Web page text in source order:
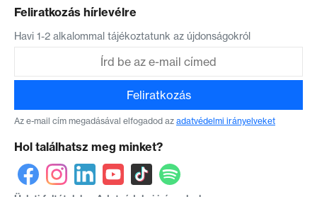
Feliratkozás hírlevélre
Havi 1-2 alkalommal tájékoztatunk az újdonságokról
Feliratkozás
Az e-mail cím megadásával elfogadod az adatvédelmi irányelveket
Hol találhatsz meg minket?